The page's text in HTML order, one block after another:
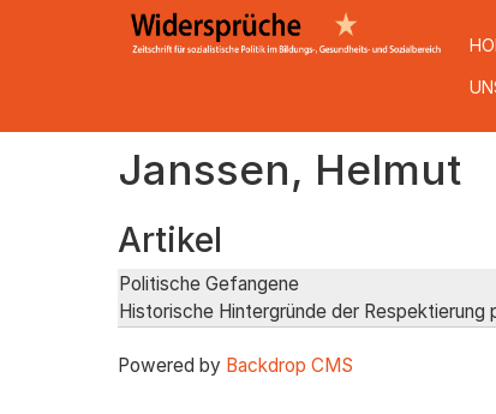
Janssen, Helmut
Artikel
Politische Gefangene
Historische Hintergründe der
Powered by Backdrop CMS